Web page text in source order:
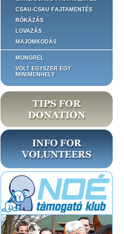
CSAU-CSAU FAJTAMENTÉS
RÓKÁZÁS
LOVAZÁS
MAJOMKODÁS
MONGREL
VOLT EGYSZER EGY
MINIMENHELY